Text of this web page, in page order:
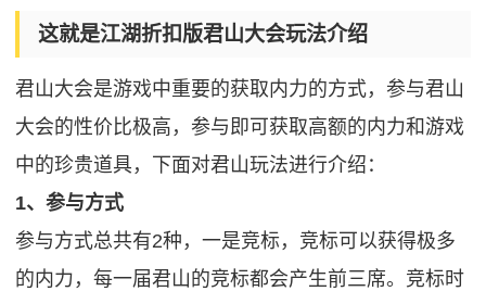
这就是江湖折扣版君山大会玩法介绍
君山大会是游戏中重要的获取内力的方式，参与君山
大会的性价比极高，参与即可获取高额的内力和游戏
中的珍贵道具，下面对君山玩法进行介绍：
1、参与方式
参与方式总共有2种，一是竞标，竞标可以获得极多
的内力，每一届君山的竞标都会产生前三席。竞标时